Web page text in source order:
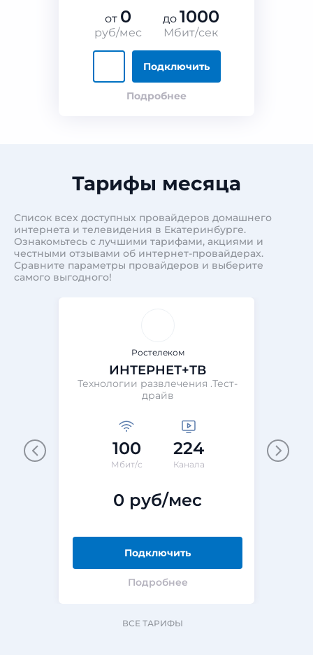
от 0
руб/мес
до 1000
Мбит/сек
Подключить
Подробнее
Тарифы месяца
Список всех доступных провайдеров домашнего
интернета и телевидения в Екатеринбурге.
Ознакомьтесь с лучшими тарифами, акциями и
честными отзывами об интернет-провайдерах.
Сравните параметры провайдеров и выберите
самого выгодного!
Ростелеком
ИНТЕРНЕТ+ТВ
Технологии развлечения .Тест-
драйв
100
Мбит/с
224
Канала
0 руб/мес
Подключить
Подробнее
ВСЕ ТАРИФЫ